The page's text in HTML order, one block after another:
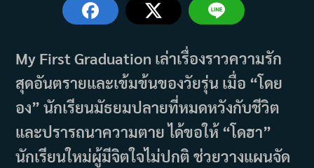
My First Graduation เล่าเรื่องราวความรัก
สุดอันตรายและเข้มข้นของวัยรุ่น เมื่อ “โดย
อง” นักเรียนมัธยมปลายที่หมดหวังกับชีวิต
และปรารถนาความตาย ได้ขอให้ “โดฮา”
นักเรียนใหม่ผู้มีจิตใจไม่ปกติ ช่วยวางแผนจัด